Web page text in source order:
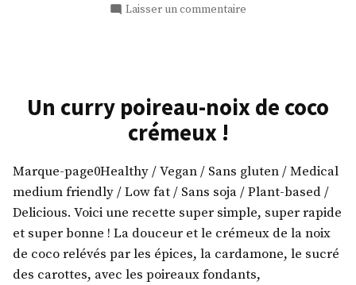
Laisser un commentaire
carottes
!
Un curry poireau-noix de coco
crémeux !
Marque-page0Healthy / Vegan / Sans gluten / Medical
medium friendly / Low fat / Sans soja / Plant-based /
Delicious. Voici une recette super simple, super rapide
et super bonne ! La douceur et le crémeux de la noix
de coco relévés par les épices, la cardamone, le sucré
des carottes, avec les poireaux fondants,